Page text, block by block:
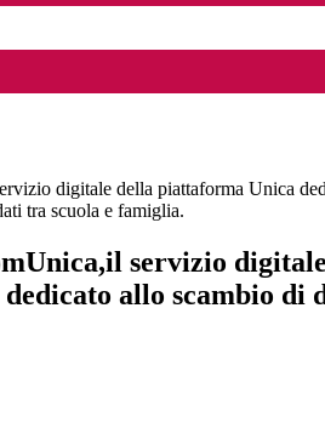
digitale della piattaforma Unica
tra scuola e famiglia.
servizio
allo scambio di